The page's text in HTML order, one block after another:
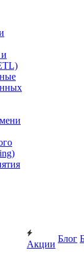
Акции
Блог